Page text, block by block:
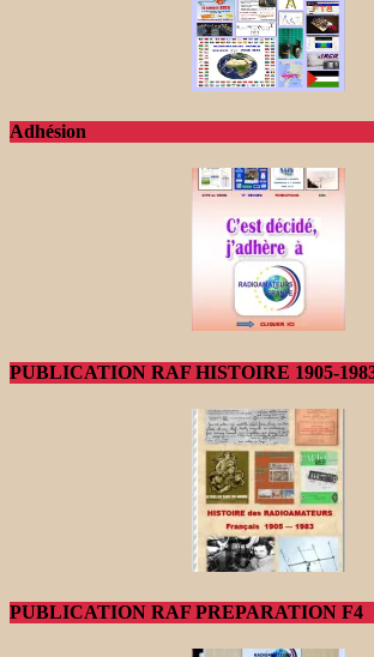
Adhésion
PUBLICATION RAF HISTOIRE 1905-
PUBLICATION RAF PREPARATION F4